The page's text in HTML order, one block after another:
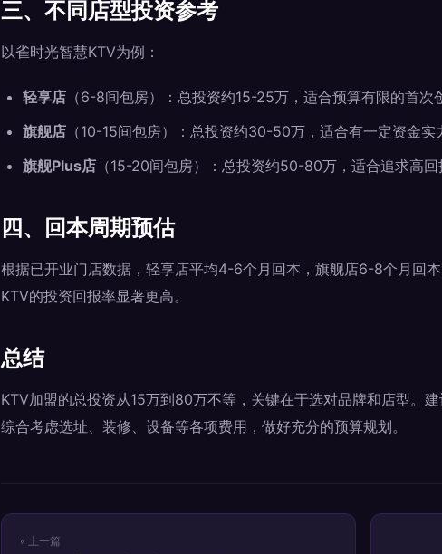
三、不同店型投资参考
以雀时光智慧KTV为例：
轻享店 （6-8间包房）：总投资约15-25万，适合预算有限的首次
旗舰店 （10-15间包房）：总投资约30-50万，适合有一定资金实
旗舰Plus店 （15-20间包房）：总投资约50-80万，适合追求高
四、回本周期预估
根据已开业门店数据，轻享店平均4-6个月回本，旗舰店6-8个月回
KTV的投资回报率显著更高。
总结
KTV加盟的总投资从15万到80万不等，关键在于选对品牌和店型。
综合考虑选址、装修、设备等各项费用，做好充分的预算规划。
« 上一篇